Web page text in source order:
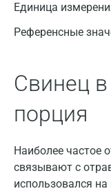
Единица
Референсные
Свинец
порция
Наиболее частое
связывают с
использовался на
Брянск
Великий
Владимир
Волгоград
Волжский
Вологда